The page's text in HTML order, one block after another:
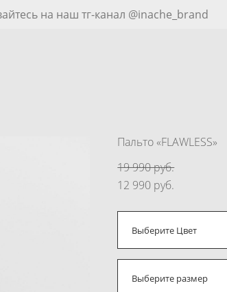
на наш тг-канал @inache_brand
Пальто «FLAWLESS»
19 990 pуб.
12 990 pуб.
Выберите Цвет
Выберите размер